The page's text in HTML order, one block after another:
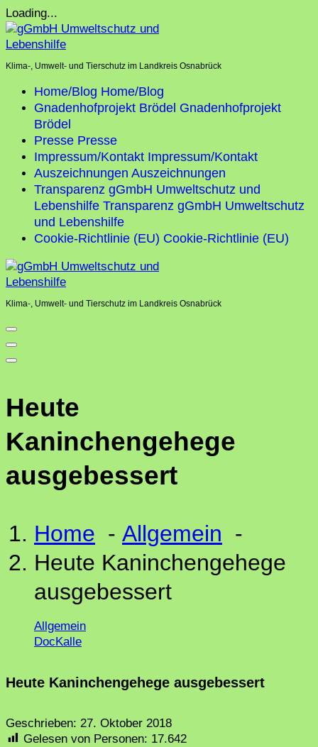
Skip
to
content
Loading...
Klima-, Umwelt- und Tierschutz im Landkreis Osnabrück
Home/Blog Home/Blog
Gnadenhofprojekt Brödel Gnadenhofprojekt
Brödel
Presse Presse
Impressum/Kontakt Impressum/Kontakt
Auszeichnungen Auszeichnungen
Transparenz gGmbH Umweltschutz und
Lebenshilfe Transparenz gGmbH Umweltschutz
und Lebenshilfe
Cookie-Richtlinie (EU) Cookie-Richtlinie (EU)
Klima-, Umwelt- und Tierschutz im Landkreis Osnabrück
Heute
Kaninchengehege
ausgebessert
Home - Allgemein -
Heute Kaninchengehege
ausgebessert
Allgemein
DocKalle
Heute Kaninchengehege ausgebessert
Geschrieben: 27. Oktober 2018
Gelesen von Personen: 17.642